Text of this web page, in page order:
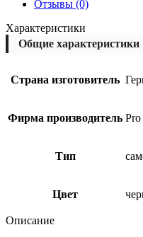
Отзывы (0)
Характеристики
Общие характеристики
Страна изготовитель
Фирма производитель
Тип
Цвет
Описание